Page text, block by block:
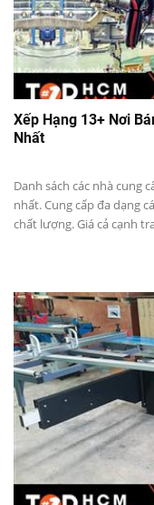
Xếp Hạng 13+ Nơi
Nhất
Danh sách các nhà cung
nhất. Cung cấp đa dạng
chất lượng. Giá cả cạnh